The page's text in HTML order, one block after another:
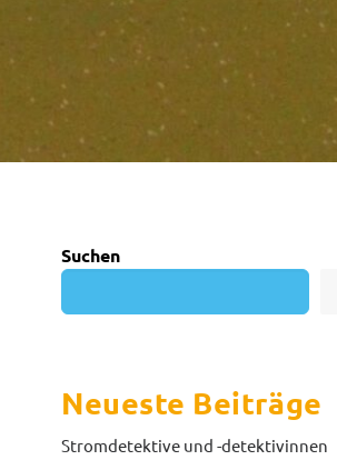
Suchen
Neueste Beiträge
Stromdetektive und -detektivinnen